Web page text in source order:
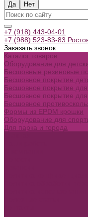
Да Нет
+7 (918) 443-04-01
+7 (988) 523-83-83
Заказать звонок
Каталог товаров
Оборудование для
Бесшовные резиновые
Бесшовное покрытие
Бесшовное покрытие
Бесшовное покрытие
Бесшовное
Формы из EPDM крошки
Оборудование для
Для парка и города